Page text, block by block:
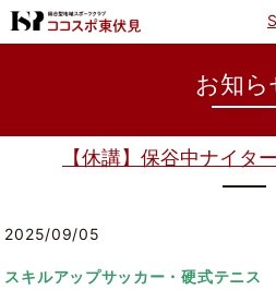
お知ら
【休講】保谷中ナイタ
2025/09/05
スキルアップサッカー・硬式テニス